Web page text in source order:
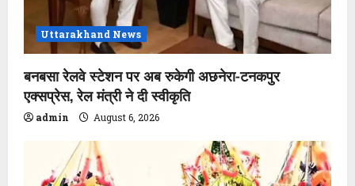
Uttarakhand News
बनबसा रेलवे स्टेशन पर अब रुकेगी अछनेरा-टनकपुर
एक्सप्रेस, रेल मंत्री ने दी स्वीकृति
admin August 6, 2026